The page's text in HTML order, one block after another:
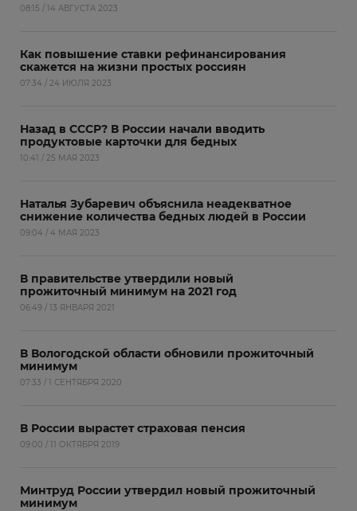
08:15 / 14 АВГУСТА 2023
Как повышение ставки рефинансирования
скажется на жизни простых россиян
07:34 / 24 ИЮЛЯ 2023
Назад в СССР? В России начали вводить
продуктовые карточки для бедных
10:41 / 25 МАЯ 2023
Наталья Зубаревич объяснила неадекватное
снижение количества бедных людей в России
09:04 / 4 МАЯ 2023
В правительстве утвердили новый
прожиточный минимум на 2021 год
06:49 / 13 ЯНВАРЯ 2021
В Вологодской области обновили прожиточный
минимум
07:33 / 1 СЕНТЯБРЯ 2020
В России вырастет страховая пенсия
09:00 / 11 ОКТЯБРЯ 2019
Минтруд России утвердил новый прожиточный
минимум